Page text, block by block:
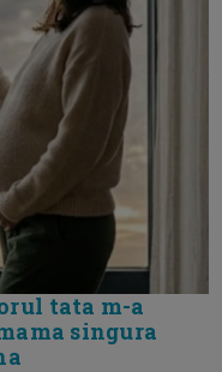
tata m-a
singura